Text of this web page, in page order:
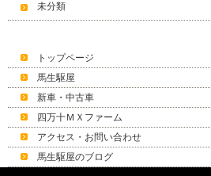
未分類
トップページ
馬生駆屋
新車・中古車
四万十ＭＸファーム
アクセス・お問い合わせ
馬生駆屋のブログ